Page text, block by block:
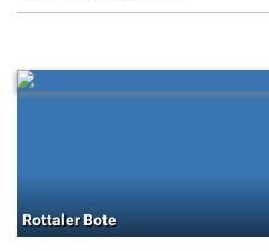
Rottaler Bote